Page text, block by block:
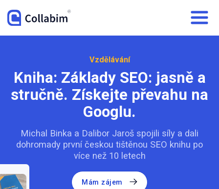
Vzdělávání
Kniha: Základy SEO: jasně a
stručně. Získejte převahu na
Googlu.
Michal Binka a Dalibor Jaroš spojili síly a dali
dohromady první českou tištěnou SEO knihu po
více než 10 letech
Mám zájem